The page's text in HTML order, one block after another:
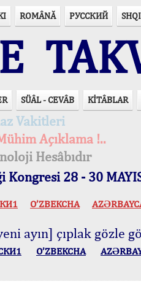
ROMÂNĂ РУССКИЙ
SÜÂL - CEVÂB KİTÂBLAR
Vakitleri
Açıklama !..
Hesâbıdır
28 - 30
O’ZBEKCHA
ayın] çıplak gözle
O’ZBEKCHA